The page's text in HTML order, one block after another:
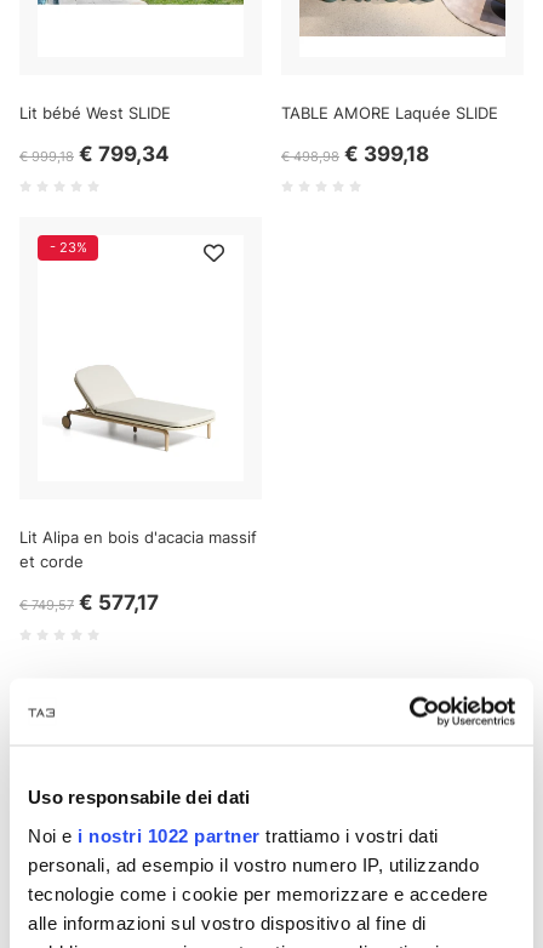
Uso responsabile dei dati
Noi e i nostri 1022 partner trattiamo i vostri dati
personali, ad esempio il vostro numero IP, utilizzando
tecnologie come i cookie per memorizzare e accedere
alle informazioni sul vostro dispositivo al fine di
Lit bébé West SLIDE
€ 999,18 € 799,34
TABLE AMORE Laquée SLIDE
€ 498,98 € 399,18
- 23%
Lit Alipa en bois d'acacia massif
et corde
€ 749,57 € 577,17
ceux qui souhaitent transformer leur jardin, terrasse ou piscine en
canapés, fauteuils, chaises longues, transats et solutions
modulables pour profiter pleinement de vos espaces extérieurs.
Notre mobilier d'extérieur allie esthétique et fonctionnalité, grâce
à des matériaux résistants aux intempéries conçus pour une